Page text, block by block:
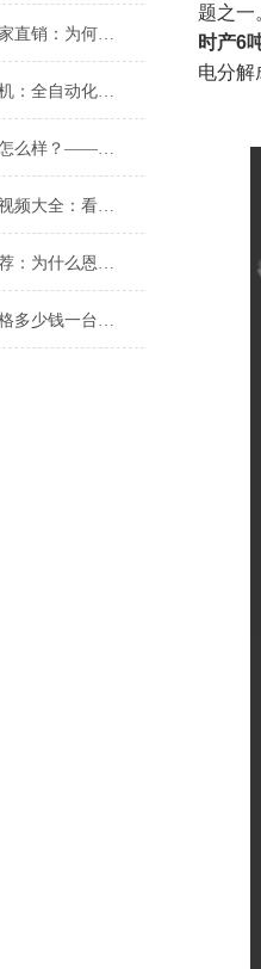
铝屑打包压块机厂家直销：为何恩派特品牌备受推崇
恩派特料斗式打包机：全自动化紧实打包电池铝壳废料
恩派特铝渣压块机怎么样？——高效环保的铝渣处理专家
机加工铝屑压饼机视频大全：看恩派特如何“点屑成金”
铝销压饼机厂商推荐：为什么恩派特是您的理想选择？
铝屑打包压块机价格多少钱一台？全面解析与恩派特品牌推荐
题之一
时产6
电分解